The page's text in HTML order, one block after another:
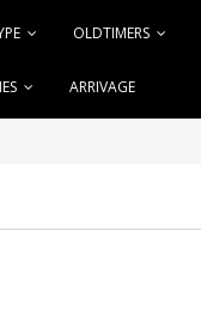
OLDTIMERS
ARRIVAGE